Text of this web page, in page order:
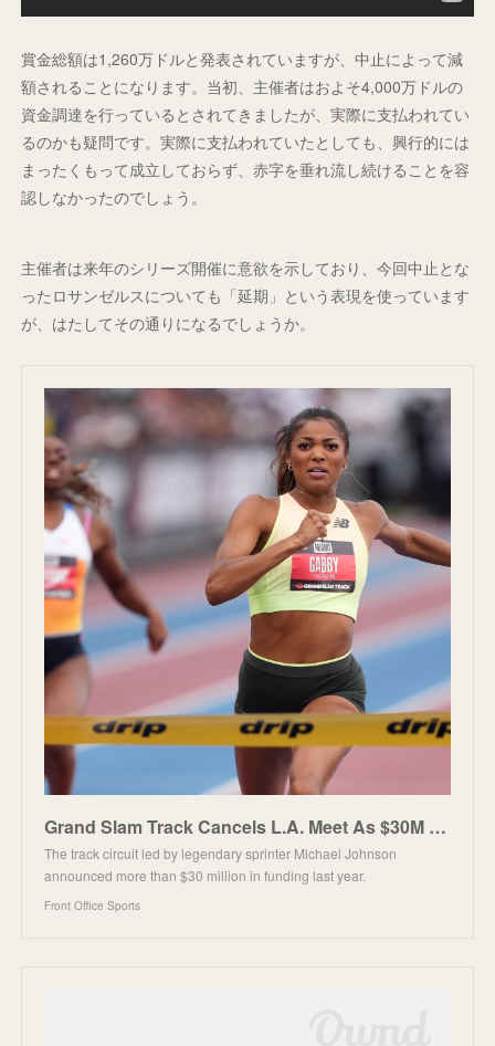
賞金総額は1,260万ドルと発表されていますが、中止によって減
額されることになります。当初、主催者はおよそ4,000万ドルの
資金調達を行っているとされてきましたが、実際に支払われてい
るのかも疑問です。実際に支払われていたとしても、興行的には
まったくもって成立しておらず、赤字を垂れ流し続けることを容
認しなかったのでしょう。
主催者は来年のシリーズ開催に意欲を示しており、今回中止とな
ったロサンゼルスについても「延期」という表現を使っています
が、はたしてその通りになるでしょうか。
Grand Slam Track Cancels L.A. Meet As $30M Track Start-Up Wobbles
The track circuit led by legendary sprinter Michael Johnson
announced more than $30 million in funding last year.
Front Office Sports